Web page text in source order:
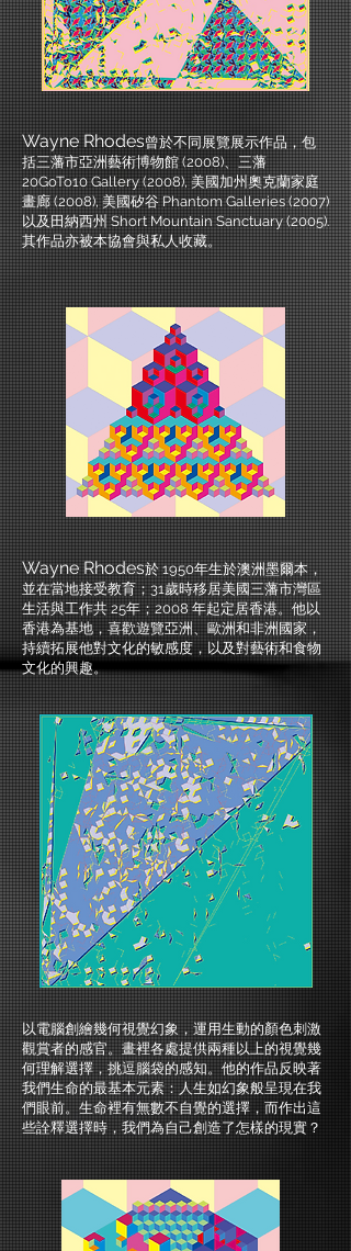
Wayne Rhodes曾於不同展覽展示作品，包
括三藩市亞洲藝術博物館 (2008)、三藩
20GoTo10 Gallery (2008), 美國加州奧克蘭家庭
畫廊 (2008), 美國矽谷 Phantom Galleries (2007)
以及田納西州 Short Mountain Sanctuary (2005).
其作品亦被本協會與私人收藏。
Wayne Rhodes於 1950年生於澳洲墨爾本，
並在當地接受教育；31歲時移居美國三藩市灣區
生活與工作共 25年；2008 年起定居香港。他以
香港為基地，喜歡遊覽亞洲、歐洲和非洲國家，
持續拓展他對文化的敏感度，以及對藝術和食物
文化的興趣。
以電腦創繪幾何視覺幻象，運用生動的顏色刺激
觀賞者的感官。畫裡各處提供兩種以上的視覺幾
何理解選擇，挑逗腦袋的感知。他的作品反映著
我們生命的最基本元素：人生如幻象般呈現在我
們眼前。生命裡有無數不自覺的選擇，而作出這
些詮釋選擇時，我們為自己創造了怎樣的現實？